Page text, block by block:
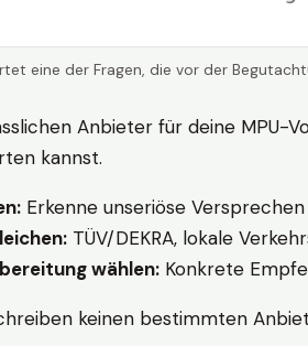
eine der Fragen, die vor der
Anbieter für deine
kannst.
Erkenne unseriöse
TÜV/DEKRA, lokale
wählen: Konkrete
keinen bestimmten